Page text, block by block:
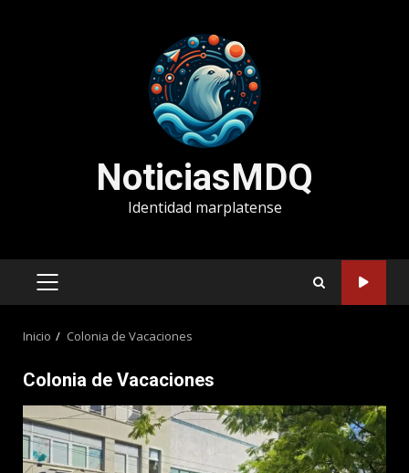
NoticiasMDQ
Identidad marplatense
MENÚ
Inicio Colonia de Vacaciones
Colonia de Vacaciones